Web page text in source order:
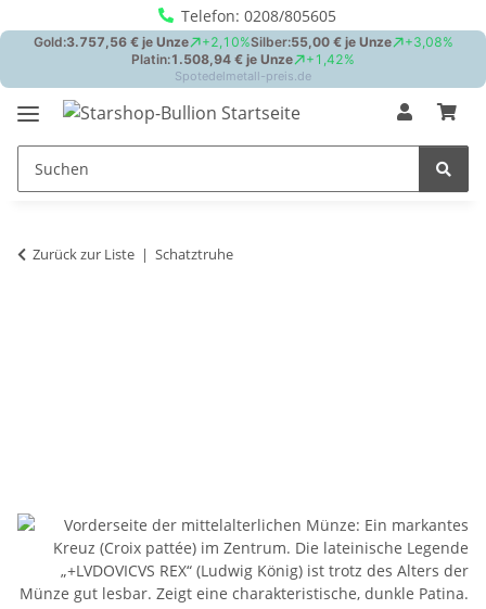
Telefon: 0208/805605
Zurück zur Liste Schatztruhe